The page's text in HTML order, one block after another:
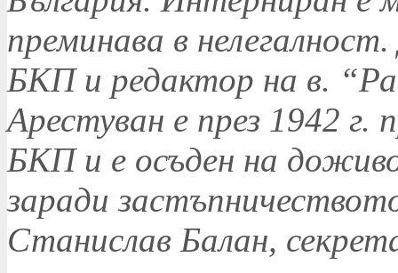
преминава в
БКП и редактор на в.
Арестуван е през 1942 г.
БКП и е осъден на
заради
Станислав Балан,